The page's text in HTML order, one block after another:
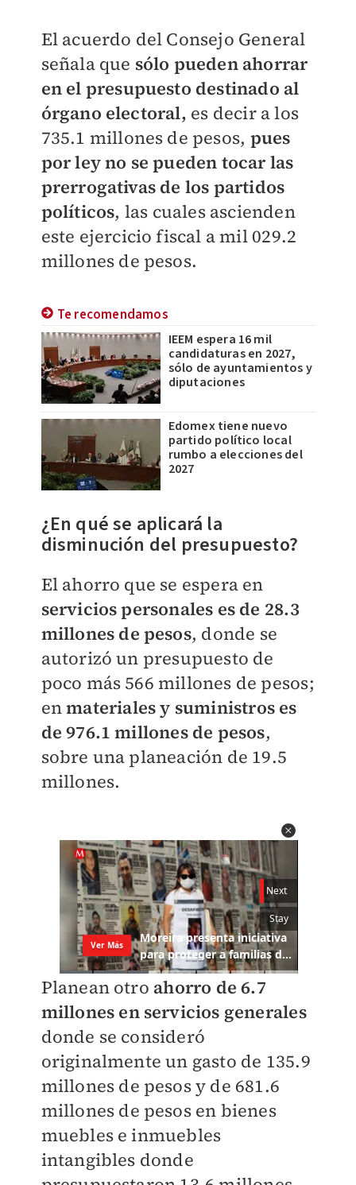
El acuerdo del Consejo General
señala que sólo pueden ahorrar
en el presupuesto destinado al
órgano electoral, es decir a los
735.1 millones de pesos, pues
por ley no se pueden tocar las
prerrogativas de los partidos
políticos, las cuales ascienden
este ejercicio fiscal a mil 029.2
millones de pesos.
Te recomendamos
IEEM espera 16 mil
candidaturas en 2027,
sólo de ayuntamientos y
diputaciones
Edomex tiene nuevo
partido político local
rumbo a elecciones del
2027
¿En qué se aplicará la
disminución del presupuesto?
El ahorro que se espera en
servicios personales es de 28.3
millones de pesos, donde se
autorizó un presupuesto de
poco más 566 millones de pesos;
enmateriales y suministros es
de 976.1 millones de pesos,
sobre una planeación de 19.5
millones.
Planean otro ahorro de 6.7
millones en servicios generales
donde se consideró
originalmente un gasto de 135.9
millones de pesos y de 681.6
millones de pesos en bienes
muebles e inmuebles
intangibles donde